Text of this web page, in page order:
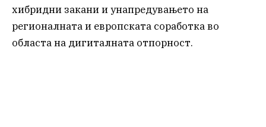
хибридни закани и унапредувањето на
регионалната и европската соработка во
областа на дигиталната отпорност.